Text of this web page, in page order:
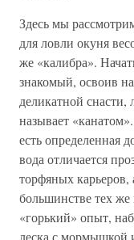
Здесь мы
для ловли окуня
же «калибра».
знакомый, освоив
деликатной снасти,
называет
есть определенная
вода отличается
торфяных карьеров,
большинстве тех
«горький» опыт,
леска с мормышкой